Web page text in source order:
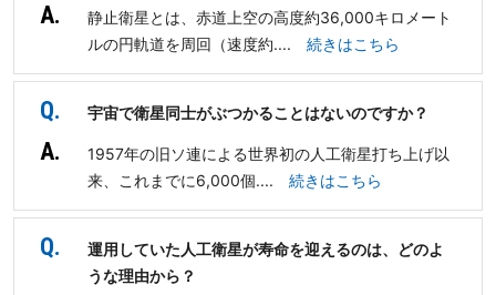
A.
静止衛星とは、赤道上空の高度約36,000キロメート
ルの円軌道を周回（速度約.... 続きはこちら
Q. 宇宙で衛星同士がぶつかることはないのですか？
A.
1957年の旧ソ連による世界初の人工衛星打ち上げ以
来、これまでに6,000個.... 続きはこちら
Q.
運用していた人工衛星が寿命を迎えるのは、どのよ
うな理由から？